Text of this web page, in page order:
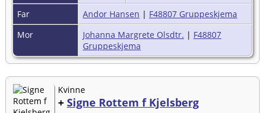
Far
Andor Hansen | F48807 Gruppeskjema
Mor
Johanna Margrete Olsdtr. | F48807
Gruppeskjema
Kvinne
+ Signe Rottem f Kjelsberg